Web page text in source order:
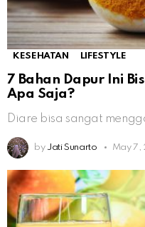
KESEHATAN LIFESTYLE
7 Bahan Dapur Ini
Apa Saja?
Diare bisa sangat
by Jati Sunarto May 7,